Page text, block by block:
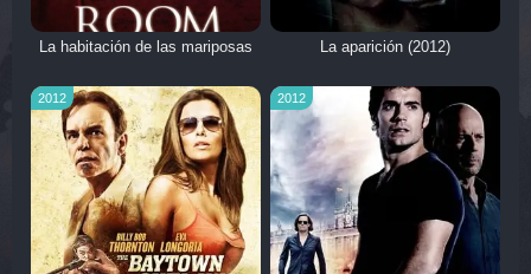
La habitación de las mariposas La aparición (2012)
2012 2012